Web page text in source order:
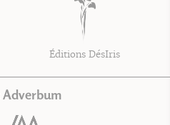
Éditions DésIris
Adverbum